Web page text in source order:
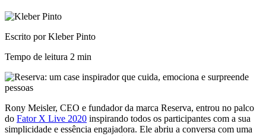
Escrito por Kleber Pinto
Tempo de leitura 2 min
Rony Meisler, CEO e fundador da marca Reserva, entrou no palco
do Fator X Live 2020 inspirando todos os participantes com a sua
simplicidade e essência engajadora. Ele abriu a conversa com uma